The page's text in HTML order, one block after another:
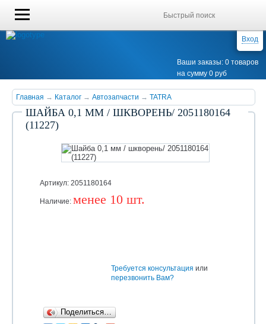
Вход
Ваши заказы: 0 товаров
на сумму 0 руб
Главная → Каталог → Автозапчасти → TATRA
ШАЙБА 0,1 ММ / ШКВОРЕНЬ/ 2051180164
(11227)
Артикул: 2051180164
Наличие: менее 10 шт.
Поделиться…
Требуется консультация или
перезвонить Вам?